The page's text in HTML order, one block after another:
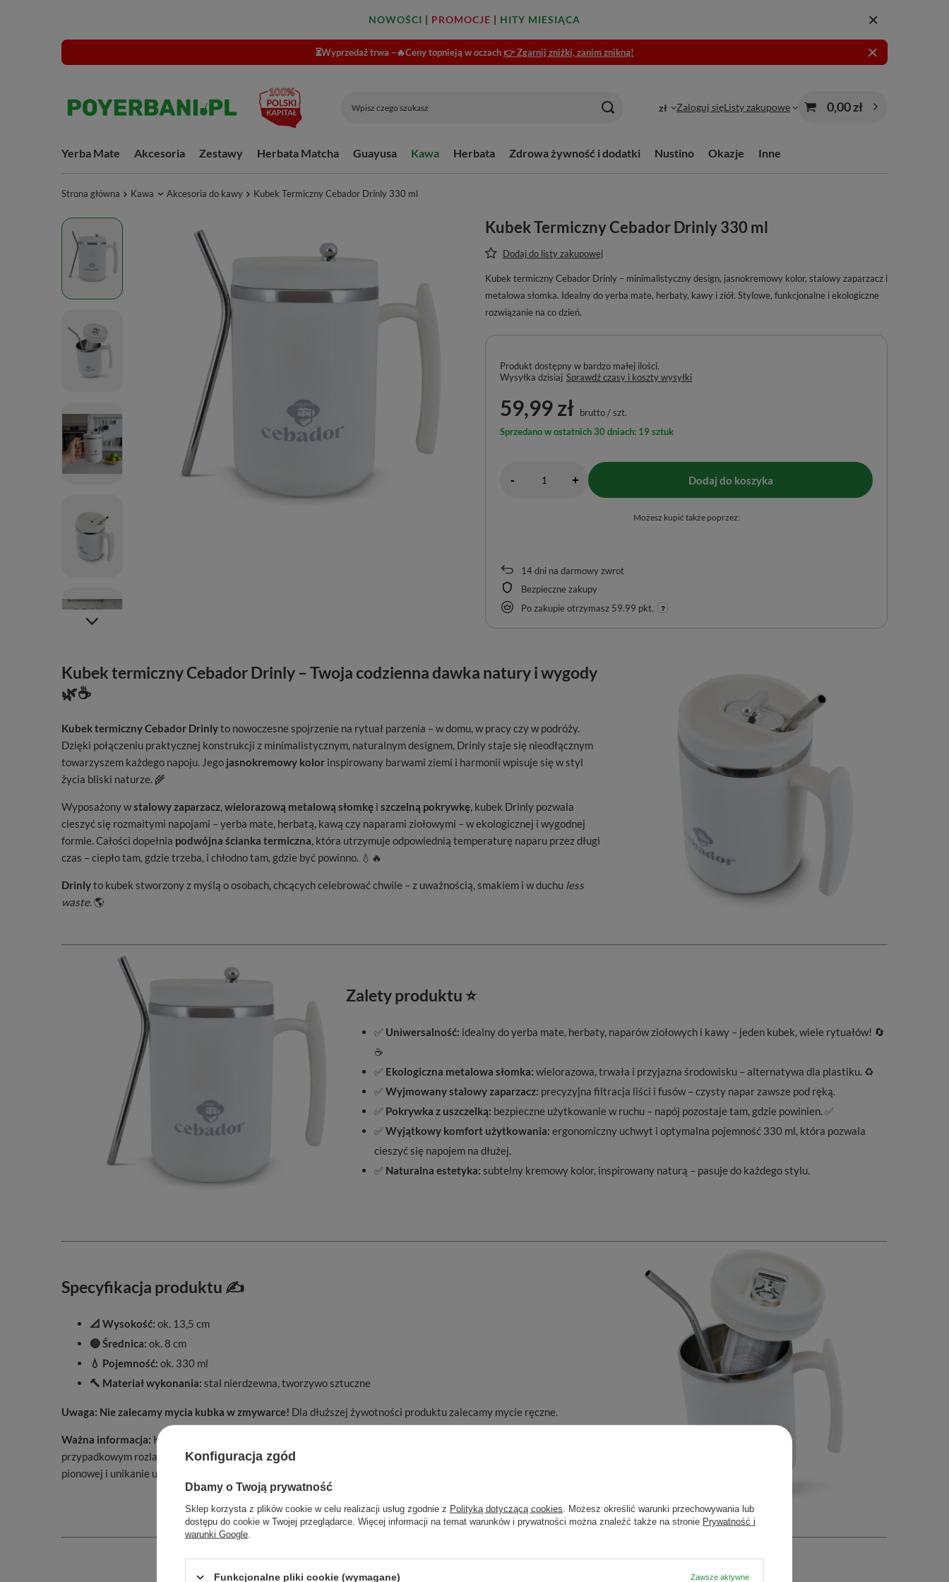
NOWOŚCI | PROMOCJE | HITY MIESIĄCA
⏳Wyprzedaż trwa –🔥Ceny topnieją w oczach 👉 Zgarnij zniżki, zanim znikną!
zł Zaloguj sięListy zakupowe 0,00 zł
Yerba Mate Akcesoria Zestawy Herbata Matcha Guayusa Kawa Herbata Zdrowa żywność i dodatki Nustino Okazje Inne
Strona główna Kawa Akcesoria do kawy Kubek Termiczny Cebador Drinly 330 ml
Kubek Termiczny Cebador Drinly 330 ml
Dodaj do listy zakupowej
Kubek termiczny Cebador Drinly – minimalistyczny design, jasnokremowy kolor, stalowy zaparzacz i
metalowa słomka. Idealny do yerba mate, herbaty, kawy i ziół. Stylowe, funkcjonalne i ekologiczne
rozwiązanie na co dzień.
14dni na darmowy zwrot
Bezpieczne zakupy
Po zakupie otrzymasz 59.99 pkt.
Produkt dostępny w bardzo małej ilości
Wysyłka dzisiaj Sprawdź czasy i koszty wysyłki
59,99 zł brutto/szt.
Sprzedano w ostatnich 30 dniach: 19 sztuk
- + Dodaj do koszyka
Możesz kupić także poprzez:
Kubek termiczny Cebador Drinly – Twoja codzienna dawka natury i wygody
🌿☕
Kubek termiczny Cebador Drinlyto nowoczesne spojrzenie na rytuał parzenia – w domu, w pracy czy w podróży.
Dzięki połączeniu praktycznej konstrukcji z minimalistycznym, naturalnym designem, Drinly staje się nieodłącznym
towarzyszem każdego napoju. Jego jasnokremowy kolor inspirowany barwami ziemi i harmonii wpisuje się w styl
życia bliski naturze. 🌾
Wyposażony wstalowy zaparzacz,wielorazową metalową słomkę i szczelną pokrywkę, kubek Drinly pozwala
cieszyć się rozmaitymi napojami – yerba mate, herbatą, kawą czy naparami ziołowymi – w ekologicznej i wygodnej
formie. Całości dopełnia podwójna ścianka termiczna, która utrzymuje odpowiednią temperaturę naparu przez długi
czas – ciepło tam, gdzie trzeba, i chłodno tam, gdzie być powinno. 💧🔥
Drinlyto kubek stworzony z myślą o osobach, chcących celebrować chwile – z uważnością, smakiem i w duchu less
waste. 🌎
Zalety produktu ⭐
✅ Uniwersalność: idealny do yerba mate, herbaty, naparów ziołowych i kawy – jeden kubek, wiele rytuałów! 🔄
☕
✅ Ekologiczna metalowa słomka: wielorazowa, trwała i przyjazna środowisku – alternatywa dla plastiku. ♻️
✅Wyjmowany stalowy zaparzacz: precyzyjna filtracja liści i fusów – czysty napar zawsze pod ręką.
✅ Pokrywka z uszczelką: bezpieczne użytkowanie w ruchu – napój pozostaje tam, gdzie powinien. ✅
✅Wyjątkowy komfort użytkowania: ergonomiczny uchwyt i optymalna pojemność 330 ml, która pozwala
cieszyć się napojem na dłużej.
✅ Naturalna estetyka: subtelny kremowy kolor, inspirowany naturą – pasuje do każdego stylu.
Specyfikacja produktu ✍️
📐 Wysokość: ok. 13,5 cm
🔵 Średnica: ok. 8 cm
💧 Pojemność: ok. 330 ml
🔨 Materiał wykonania: stal nierdzewna, tworzywo sztuczne
Uwaga: Nie zalecamy mycia kubka w zmywarce! Dla dłuższej żywotności produktu zalecamy mycie ręczne.
Ważna informacja: Kubek Drinly posiada szczelną pokrywkę z uszczelką, która skutecznie chroni przed
przypadkowym rozlaniem napoju. Nie jest jednak całkowicie hermetyczny – zalecamy transportowanie go w pozycji
pionowej i unikanie umieszczania w torbie lub plecaku, gdzie mógłby się przewrócić.
Konfiguracja zgód
Dbamy o Twoją prywatność
Sklep korzysta z plików cookie w celu realizacji usług zgodnie z Polityką dotyczącą cookies . Możesz określić warunki przechowywania lub
dostępu do cookie w Twojej przeglądarce. Więcej informacji na temat warunków i prywatności można znaleźć także na stronie Prywatność i
warunki Google
Funkcjonalne pliki cookie (wymagane) Zawsze aktywne